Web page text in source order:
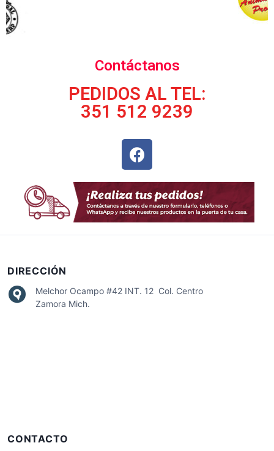
Contáctanos
PEDIDOS AL TEL:
351 512 9239
DIRECCIÓN
Melchor Ocampo #42 INT. 12 Col. Centro
Zamora Mich.
CONTACTO